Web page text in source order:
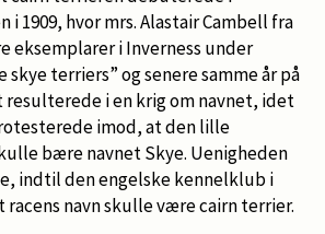
1909, hvor mrs. Alastair Cambell fra
eksemplarer i Inverness under
terriers” og senere samme år på
resulterede i en krig om navnet, idet
imod, at den lille
bære navnet Skye. Uenigheden
indtil den engelske kennelklub i
racens navn skulle være cairn terrier.